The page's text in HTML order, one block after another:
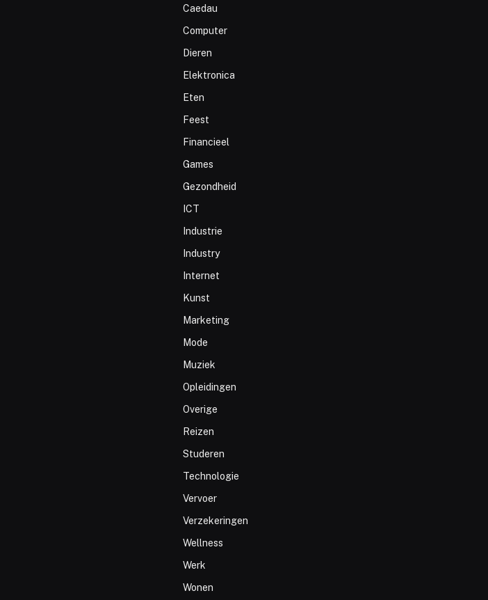
Caedau
Computer
Dieren
Elektronica
Eten
Feest
Financieel
Games
Gezondheid
ICT
Industrie
Industry
Internet
Kunst
Marketing
Mode
Muziek
Opleidingen
Overige
Reizen
Studeren
Technologie
Vervoer
Verzekeringen
Wellness
Werk
Wonen